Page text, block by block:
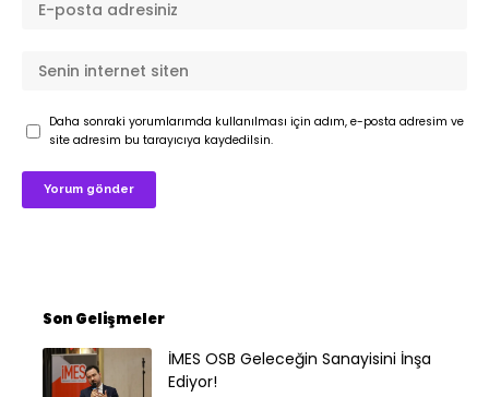
Daha sonraki yorumlarımda kullanılması için adım, e-posta adresim ve
site adresim bu tarayıcıya kaydedilsin.
Son Gelişmeler
İMES OSB Geleceğin Sanayisini İnşa
Ediyor!